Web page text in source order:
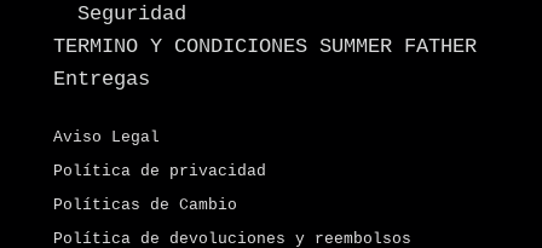
Seguridad
TERMINO Y CONDICIONES SUMMER FATHER
Entregas
Aviso Legal
Política de privacidad
Políticas de Cambio
Política de devoluciones y reembolsos